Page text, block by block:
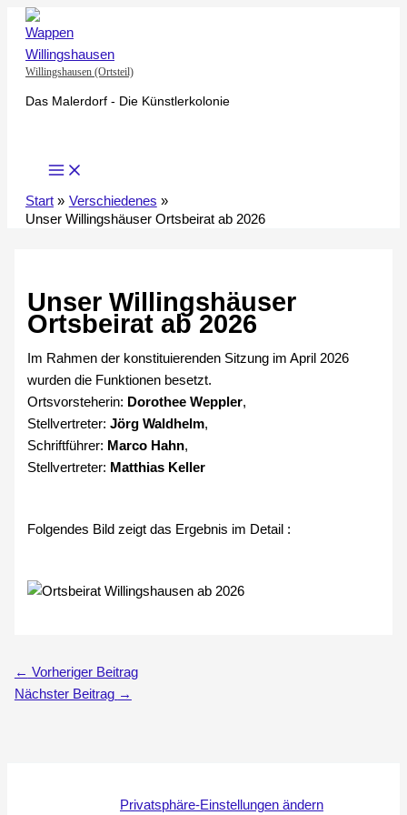
Zum
Inhalt
springen
Willingshausen (Ortsteil)
Das Malerdorf - Die Künstlerkolonie
Start
Verschiedenes
Unser Willingshäuser Ortsbeirat ab 2026
Unser Willingshäuser
Ortsbeirat ab 2026
Im Rahmen der konstituierenden Sitzung im April 2026
wurden die Funktionen besetzt.
Ortsvorsteherin: Dorothee Weppler,
Stellvertreter:Jörg Waldhelm,
Schriftführer: Marco Hahn,
Stellvertreter: Matthias Keller
Folgendes Bild zeigt das Ergebnis im Detail :
← Vorheriger Beitrag
Nächster Beitrag →
Privatsphäre-Einstellungen ändern